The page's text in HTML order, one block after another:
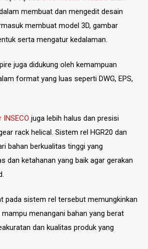
membuat dan mengedit desain
membuat model 3D, gambar
serta mengatur kedalaman.
juga didukung oleh kemampuan
format yang luas seperti DWG, EPS,
INSECO juga lebih halus dan presisi
rack helical. Sistem rel HGR20 dan
bahan berkualitas tinggi yang
dan ketahanan yang baik agar gerakan
pada sistem rel tersebut memungkinkan
mampu menangani bahan yang berat
dan kualitas produk yang